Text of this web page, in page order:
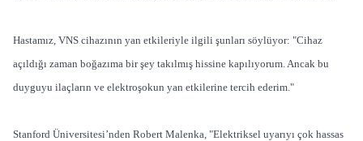
Hastamız, VNS cihazının yan etkileriyle ilgili şunları söylüyor: "Cihaz
açıldığı zaman boğazıma bir şey takılmış hissine kapılıyorum. Ancak bu
duyguyu ilaçların ve elektroşokun yan etkilerine tercih ederim."
Stanford Üniversitesi’nden Robert Malenka, "Elektriksel uyarıyı çok hassas